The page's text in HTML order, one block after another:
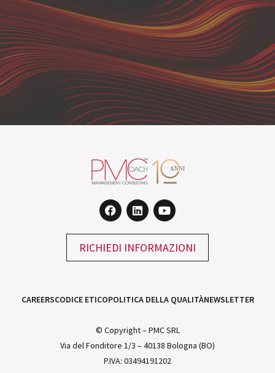
RICHIEDI INFORMAZIONI
CAREERSCODICE ETICOPOLITICA DELLA QUALITÀNEWSLETTER
© Copyright – PMC SRL
Via del Fonditore 1/3 – 40138 Bologna (BO)
P.IVA: 03494191202